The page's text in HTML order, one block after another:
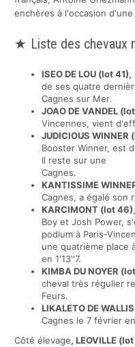
enchères à l'occasion
Liste des chevaux
ISEO DE LOU (lot 41),
de ses quatre
Cagnes sur Mer.
JOAO DE VANDEL
Vincennes, vient
JUDICIOUS WINNER
Booster Winner, est
Il reste sur une
Cagnes.
KANTISSIME
Cagnes, a égalé son
KARCIMONT (lot 46)
Boy et Josh Power,
podium à Paris-
une quatrième place
en 1'13''7.
KIMBA DU NOYER
cheval très régulier
Feurs.
LIKALETO DE
Cagnes le 7 février
Côté élevage, LEOVILLE